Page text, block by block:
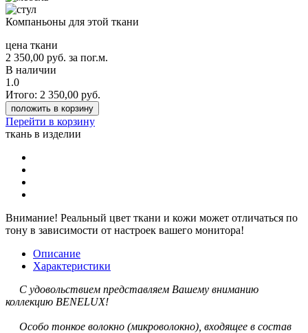
Компаньоны для этой ткани
цена ткани
2 350,00 руб. за пог.м.
В наличии
1.0
Итого: 2 350,00 руб.
положить в корзину
Перейти в корзину
ткань в изделии
Внимание! Реальный цвет ткани и кожи может отличаться по
тону в зависимости от настроек вашего монитора!
Описание
Характеристики
С удовольствием представляем Вашему вниманию
коллекцию BENELUX!
Особо тонкое волокно (микроволокно), входящее в состав